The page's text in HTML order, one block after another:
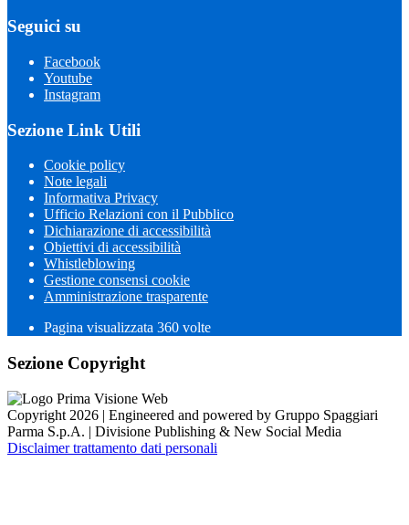
Seguici su
Facebook
Youtube
Instagram
Sezione Link Utili
Cookie policy
Note legali
Informativa Privacy
Ufficio Relazioni con il Pubblico
Dichiarazione di accessibilità
Obiettivi di accessibilità
Whistleblowing
Gestione consensi cookie
Amministrazione trasparente
Pagina visualizzata 360 volte
Sezione Copyright
Copyright 2026 | Engineered and powered by Gruppo Spaggiari
Parma S.p.A. | Divisione Publishing & New Social Media
Disclaimer trattamento dati personali